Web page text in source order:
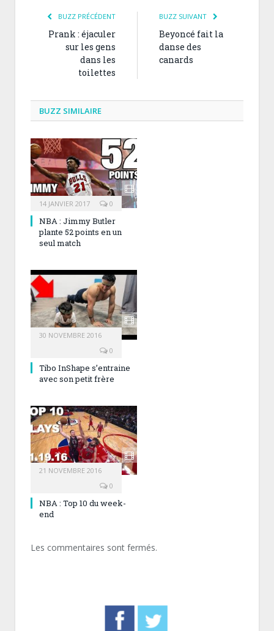
BUZZ PRÉCÉDENT
Prank : éjaculer
sur les gens
dans les
toilettes
BUZZ SUIVANT
Beyoncé fait la
danse des
canards
BUZZ SIMILAIRE
14 JANVIER 2017 0
NBA : Jimmy Butler
plante 52 points en un
seul match
30 NOVEMBRE 2016
0
Tibo InShape s’entraine
avec son petit frère
21 NOVEMBRE 2016
0
NBA : Top 10 du week-
end
Les commentaires sont fermés.